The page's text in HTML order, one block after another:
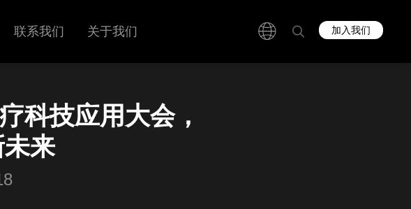
加入我们
联系我们 关于我们
科技应用大会，
来